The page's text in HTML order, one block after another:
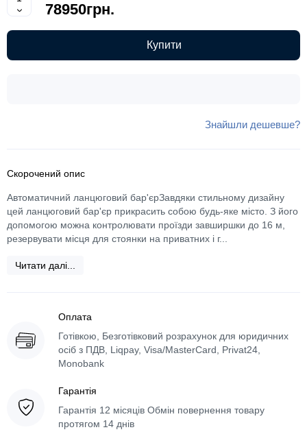
78950грн.
Купити
Знайшли дешевше?
Скорочений опис
Автоматичний ланцюговий бар'єрЗавдяки стильному дизайну
цей ланцюговий бар'єр прикрасить собою будь-яке місто. З його
допомогою можна контролювати проїзди завширшки до 16 м,
резервувати місця для стоянки на приватних і г...
Читати далі...
Оплата
Готівкою, Безготівковий розрахунок для юридичних
осіб з ПДВ, Liqpay, Visa/MasterCard, Privat24,
Monobank
Гарантія
Гарантія 12 місяців Обмін повернення товару
протягом 14 днів